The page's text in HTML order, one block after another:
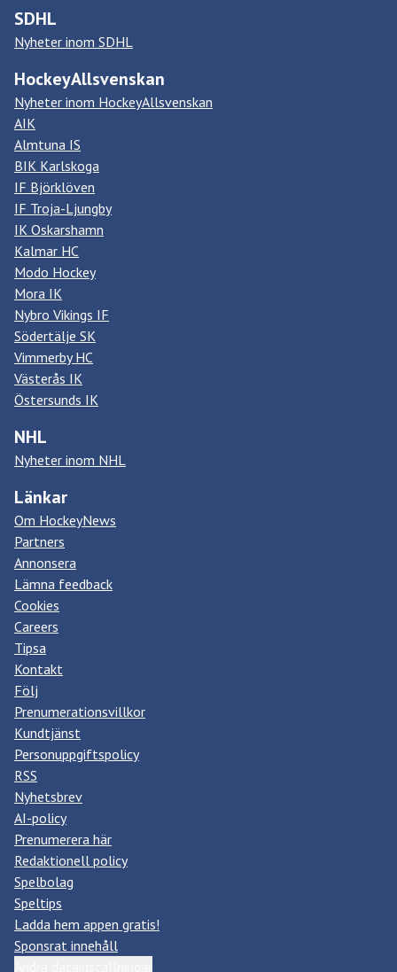
SDHL
Nyheter inom SDHL
HockeyAllsvenskan
Nyheter inom HockeyAllsvenskan
AIK
Almtuna IS
BIK Karlskoga
IF Björklöven
IF Troja-Ljungby
IK Oskarshamn
Kalmar HC
Modo Hockey
Mora IK
Nybro Vikings IF
Södertälje SK
Vimmerby HC
Västerås IK
Östersunds IK
NHL
Nyheter inom NHL
Länkar
Om HockeyNews
Partners
Annonsera
Lämna feedback
Cookies
Careers
Tipsa
Kontakt
Följ
Prenumerationsvillkor
Kundtjänst
Personuppgiftspolicy
RSS
Nyhetsbrev
AI-policy
Prenumerera här
Redaktionell policy
Spelbolag
Speltips
Ladda hem appen gratis!
Sponsrat innehåll